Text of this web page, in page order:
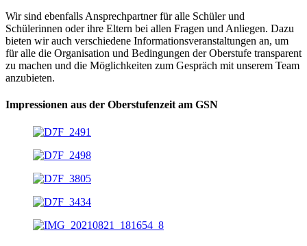
Wir sind ebenfalls Ansprechpartner für alle Schüler und
Schülerinnen oder ihre Eltern bei allen Fragen und Anliegen. Dazu
bieten wir auch verschiedene Informationsveranstaltungen an, um
für alle die Organisation und Bedingungen der Oberstufe transparent
zu machen und die Möglichkeiten zum Gespräch mit unserem Team
anzubieten.
Impressionen aus der Oberstufenzeit am GSN